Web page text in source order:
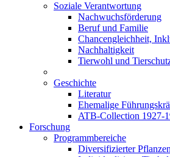
Soziale Verantwortung
Nachwuchsförderung
Beruf und Familie
Chancengleichheit,
Nachhaltigkeit
Tierwohl und
Geschichte
Literatur
Ehemalige
ATB-Collection 1927-
Forschung
Programmbereiche
Diversifizierter